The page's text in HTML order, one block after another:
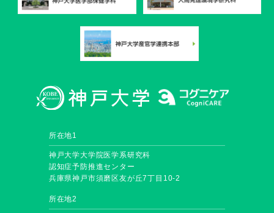
所在地1
神戸大学大学院医学系研究科
認知症予防推進センター
兵庫県神戸市須磨区友が丘7丁目10-2
所在地2